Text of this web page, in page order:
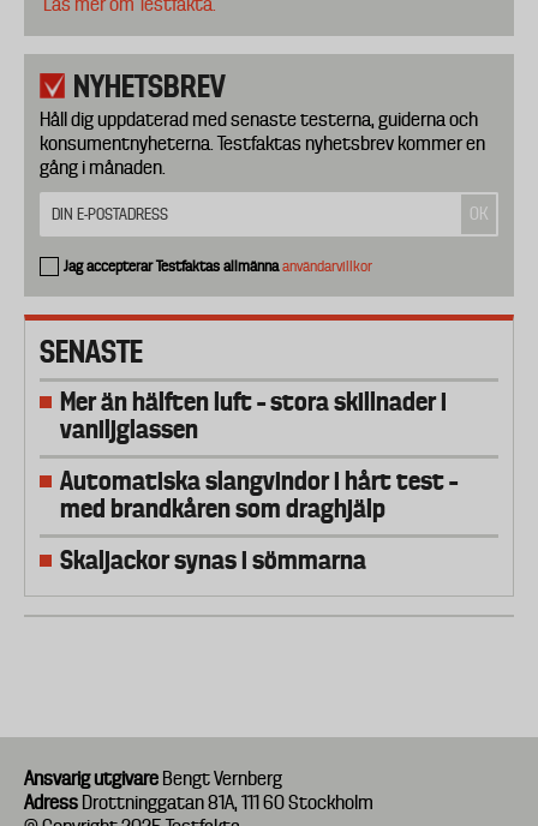
NYHETSBREV
Håll dig uppdaterad med senaste testerna, guiderna och
konsumentnyheterna. Testfaktas nyhetsbrev kommer en
gång i månaden.
Jag accepterar Testfaktas allmännaanvändarvillkor
SENASTE
Mer än hälften luft – stora skillnader i
vaniljglassen
Automatiska slangvindor i hårt test –
med brandkåren som draghjälp
Skaljackor synas i sömmarna
Ansvarig utgivare Bengt Vernberg
Adress Drottninggatan 81A, 111 60 Stockholm